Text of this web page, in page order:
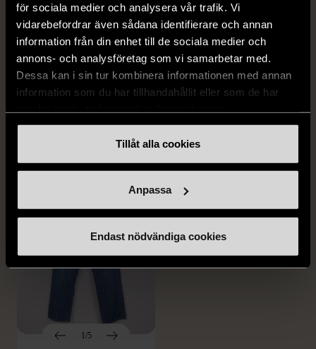
för sociala medier och analysera vår trafik. Vi
vidarebefordrar även sådana identifierare och annan
information från din enhet till de sociala medier och
annons- och analysföretag som vi samarbetar med.
Dessa kan i sin tur kombinera informationen med annan
information som du har tillhandahållit eller som de har
Tillåt alla cookies
Anpassa
Endast nödvändiga cookies
1/5
LEVI'S
W31 Mycket gott skick
1/5
A DAY'S MARCH
skjorta
S (46)
229 kr
1/5